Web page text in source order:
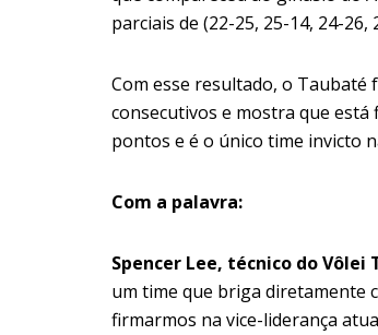
parciais de (22-25, 25-14, 24-
Com esse resultado, o
consecutivos e mostra que
pontos e é o único time invicto
Com a palavra:
Spencer Lee, técnico do Vôlei
um time que briga diretamente
firmarmos na vice-liderança